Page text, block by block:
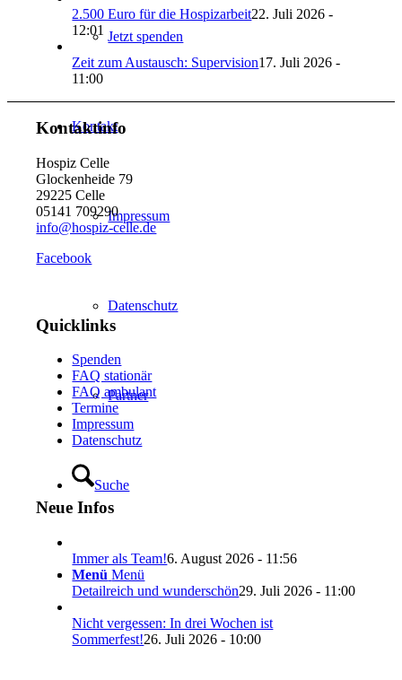
Jetzt spenden
Kontakt
Impressum
Datenschutz
Partner
Suche
Menü Menü
2.500 Euro für die Hospizarbeit22. Juli 2026 -
12:01
Zeit zum Austausch: Supervision17. Juli 2026 -
11:00
Kontaktinfo
Hospiz Celle
Glockenheide 79
29225 Celle
05141 709290
info@hospiz-celle.de
Facebook
Quicklinks
Spenden
FAQ stationär
FAQ ambulant
Termine
Impressum
Datenschutz
Neue Infos
Immer als Team!6. August 2026 - 11:56
Detailreich und wunderschön29. Juli 2026 - 11:00
Nicht vergessen: In drei Wochen ist
Sommerfest!26. Juli 2026 - 10:00